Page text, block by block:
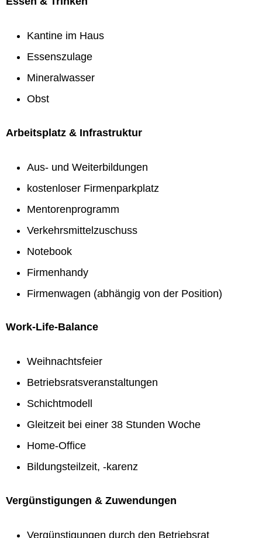
Kantine im Haus
Essenszulage
Mineralwasser
Obst
Arbeitsplatz & Infrastruktur
Aus- und Weiterbildungen
kostenloser Firmenparkplatz
Mentorenprogramm
Verkehrsmittelzuschuss
Notebook
Firmenhandy
Firmenwagen (abhängig von der Position)
Work-Life-Balance
Weihnachtsfeier
Betriebsratsveranstaltungen
Schichtmodell
Gleitzeit bei einer 38 Stunden Woche
Home-Office
Bildungsteilzeit, -karenz
Vergünstigungen & Zuwendungen
Vergünstigungen durch den Betriebsrat